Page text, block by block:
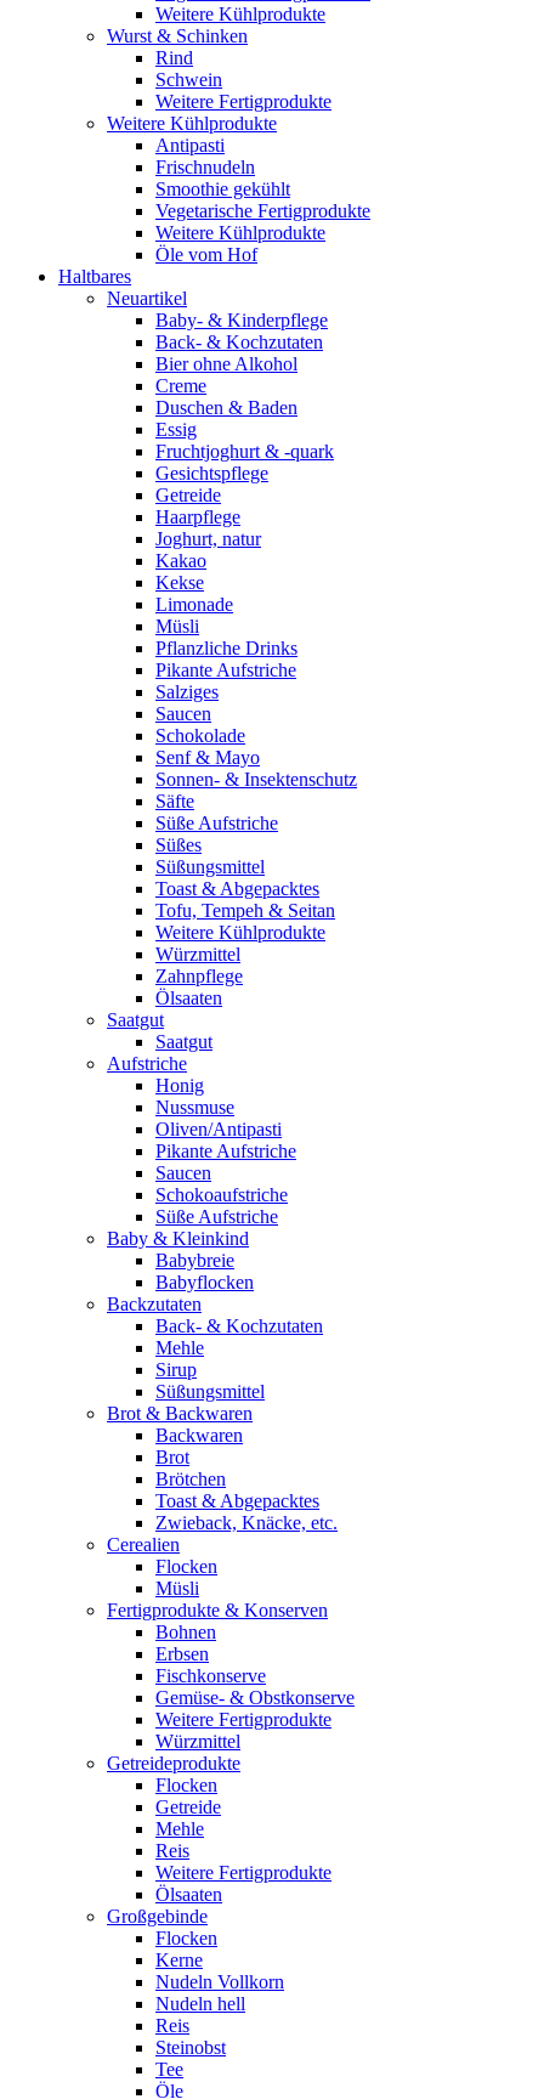
Weitere Kühlprodukte
Wurst & Schinken
Rind
Schwein
Weitere Fertigprodukte
Weitere Kühlprodukte
Antipasti
Frischnudeln
Smoothie gekühlt
Vegetarische Fertigprodukte
Weitere Kühlprodukte
Öle vom Hof
Haltbares
Neuartikel
Baby- & Kinderpflege
Back- & Kochzutaten
Bier ohne Alkohol
Creme
Duschen & Baden
Essig
Fruchtjoghurt & -quark
Gesichtspflege
Getreide
Haarpflege
Joghurt, natur
Kakao
Kekse
Limonade
Müsli
Pflanzliche Drinks
Pikante Aufstriche
Salziges
Saucen
Schokolade
Senf & Mayo
Sonnen- & Insektenschutz
Säfte
Süße Aufstriche
Süßes
Süßungsmittel
Toast & Abgepacktes
Tofu, Tempeh & Seitan
Weitere Kühlprodukte
Würzmittel
Zahnpflege
Ölsaaten
Saatgut
Saatgut
Aufstriche
Honig
Nussmuse
Oliven/Antipasti
Pikante Aufstriche
Saucen
Schokoaufstriche
Süße Aufstriche
Baby & Kleinkind
Babybreie
Babyflocken
Backzutaten
Back- & Kochzutaten
Mehle
Sirup
Süßungsmittel
Brot & Backwaren
Backwaren
Brot
Brötchen
Toast & Abgepacktes
Zwieback, Knäcke, etc.
Cerealien
Flocken
Müsli
Fertigprodukte & Konserven
Bohnen
Erbsen
Fischkonserve
Gemüse- & Obstkonserve
Weitere Fertigprodukte
Würzmittel
Getreideprodukte
Flocken
Getreide
Mehle
Reis
Weitere Fertigprodukte
Ölsaaten
Großgebinde
Flocken
Kerne
Nudeln Vollkorn
Nudeln hell
Reis
Steinobst
Tee
Öle